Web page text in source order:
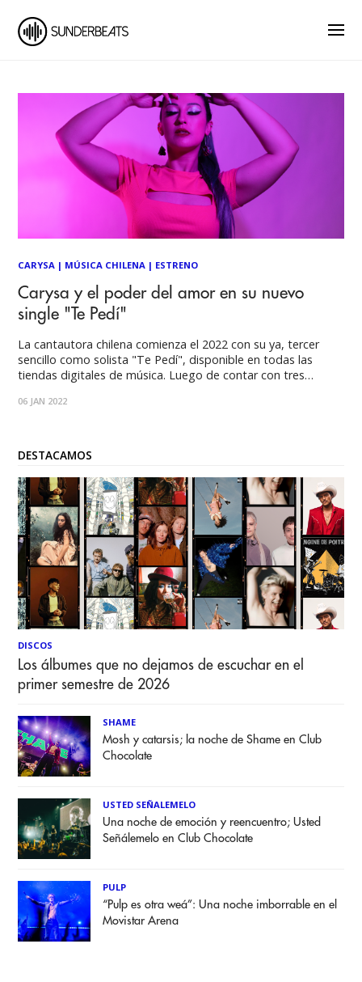
CARYSA | MÚSICA CHILENA | ESTRENO
Carysa y el poder del amor en su nuevo
single "Te Pedí"
La cantautora chilena comienza el 2022 con su ya, tercer
sencillo como solista "Te Pedí", disponible en todas las
tiendas digitales de música. Luego de contar con tres
diversas áreas ligadas a la música, la cantante, Carysa,
06 JAN 2022
DESTACAMOS
DISCOS
Los álbumes que no dejamos de escuchar en el
primer semestre de 2026
SHAME
Mosh y catarsis; la noche de Shame en Club
Chocolate
USTED SEÑALEMELO
Una noche de emoción y reencuentro; Usted
Señálemelo en Club Chocolate
PULP
“Pulp es otra weá”: Una noche imborrable en el
Movistar Arena